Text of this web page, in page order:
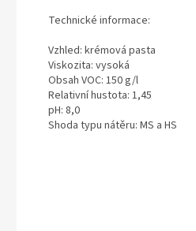
Technické informace:
Vzhled: krémová pasta
Viskozita: vysoká
Obsah VOC: 150 g/l
Relativní hustota: 1,45
pH: 8,0
Shoda typu nátěru: MS a HS